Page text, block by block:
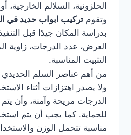
الحلزونية، السلالم
وتقوم تركيب ابواب حديد في
بدراسة المكان جيدًا قبل
العرض، عدد الدرجات، زاوية
التثبيت المناسبة.
من أهم عناصر السلم الحديدي
ولا يصدر اهتزازات أثناء
الدرجات مريحة وآمنة، وأن
للحماية. كما يجب أن يتم
مناسبة تتحمل الوزن